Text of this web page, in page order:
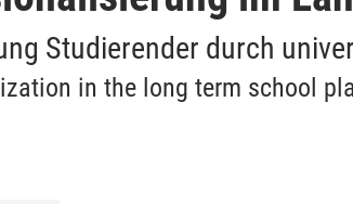
Studierender durch
in the long term school